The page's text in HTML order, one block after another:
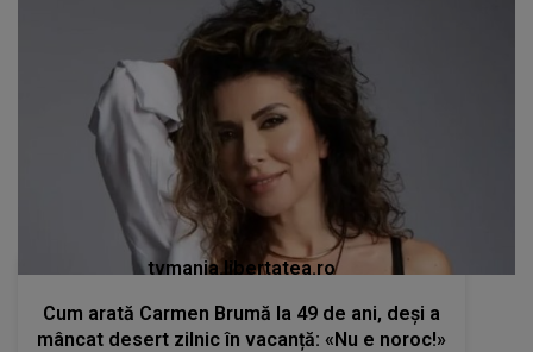
tvmania.libertatea.ro
Cum arată Carmen Brumă la 49 de ani, deși a
mâncat desert zilnic în vacanță: «Nu e noroc!»